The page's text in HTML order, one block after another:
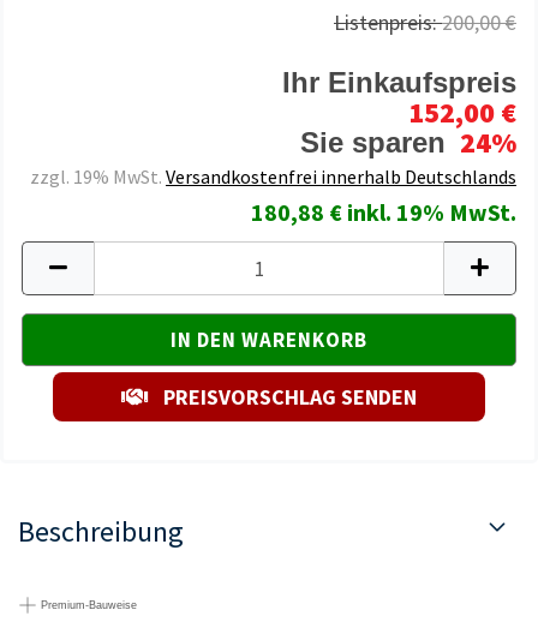
Listenpreis:200,00 €
Ihr Einkaufspreis
152,00 €
Sie sparen 24%
zzgl. 19% MwSt. Versandkostenfrei innerhalb Deutschlands
180,88 € inkl. 19% MwSt.
PREISVORSCHLAG SENDEN
Beschreibung
Premium-Bauweise